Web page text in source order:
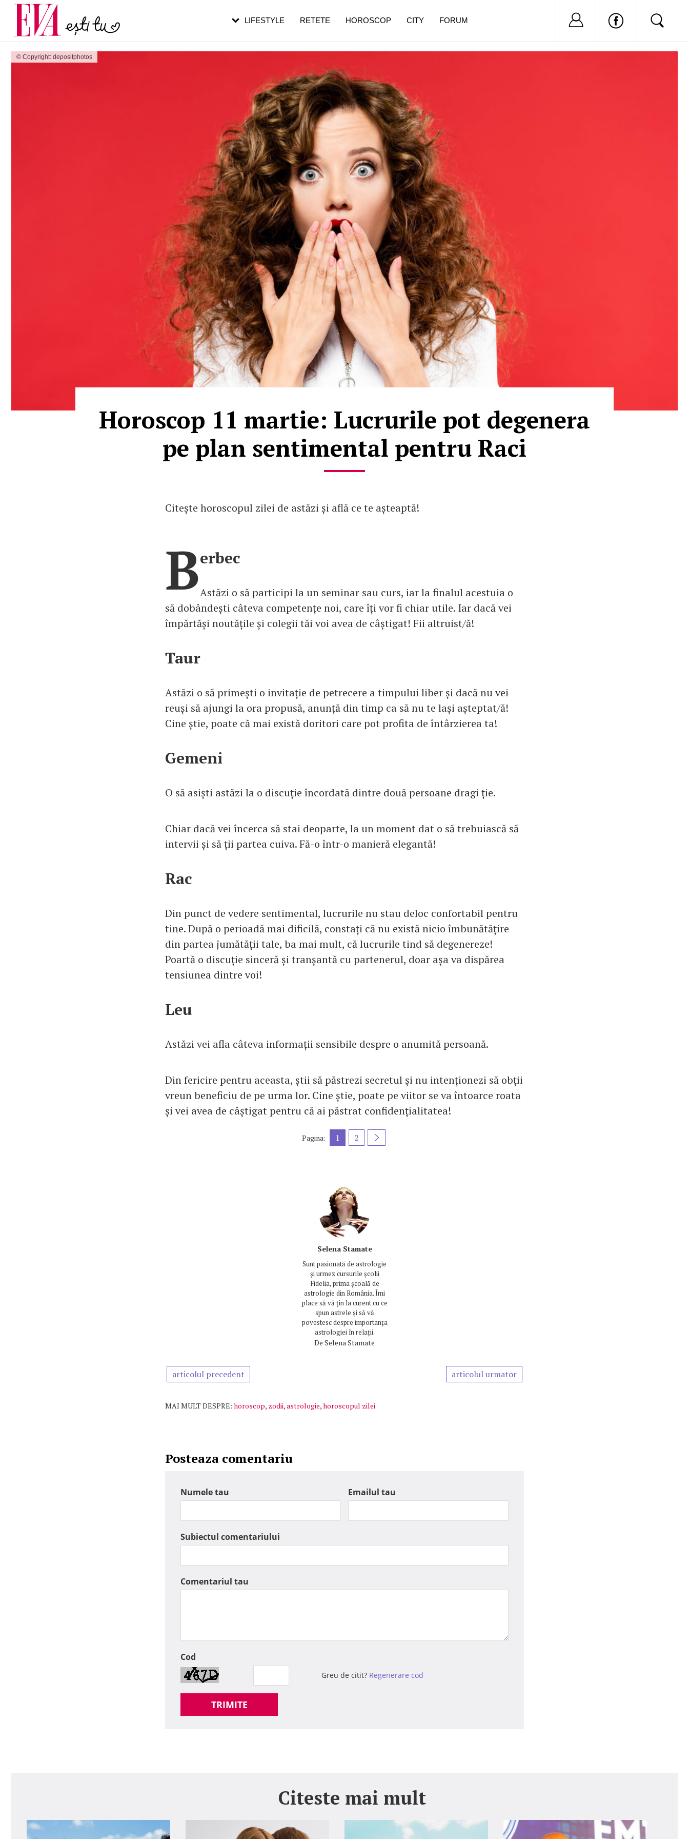
© Copyright: depositphotos
Horoscop 11 martie: Lucrurile pot degenera
pe plan sentimental pentru Raci
Citește horoscopul zilei de astăzi și află ce te așteaptă!
Berbec
Astăzi o să participi la un seminar sau curs, iar la finalul acestuia o
să dobândești câteva competențe noi, care îți vor fi chiar utile. Iar dacă vei
împărtăși noutățile și colegii tăi voi avea de câștigat! Fii altruist/ă!
Taur
Astăzi o să primești o invitație de petrecere a timpului liber și dacă nu vei
reuși să ajungi la ora propusă, anunță din timp ca să nu te lași așteptat/ă!
Cine știe, poate că mai există doritori care pot profita de întârzierea ta!
Gemeni
O să asiști astăzi la o discuție încordată dintre două persoane dragi ție.
Chiar dacă vei încerca să stai deoparte, la un moment dat o să trebuiască să
intervii și să ții partea cuiva. Fă-o într-o manieră elegantă!
Rac
Din punct de vedere sentimental, lucrurile nu stau deloc confortabil pentru
tine. După o perioadă mai dificilă, constați că nu există nicio îmbunătățire
din partea jumătății tale, ba mai mult, că lucrurile tind să degenereze!
Poartă o discuție sinceră și tranșantă cu partenerul, doar așa va dispărea
tensiunea dintre voi!
Leu
Astăzi vei afla câteva informații sensibile despre o anumită persoană.
Din fericire pentru aceasta, știi să păstrezi secretul și nu intenționezi să obții
vreun beneficiu de pe urma lor. Cine știe, poate pe viitor se va întoarce roata
și vei avea de câștigat pentru că ai păstrat confidențialitatea!
Pagina: 1 2
Selena Stamate
Sunt pasionată de astrologie
și urmez cursurile școlii
Fidelia, prima școală de
astrologie din România. Îmi
place să vă țin la curent cu ce
spun astrele și să vă
povestesc despre importanța
astrologiei în relații.
De Selena Stamate
articolul precedent articolul urmator
MAI MULT DESPRE: horoscop, zodii,astrologie,horoscopul zilei
Posteaza comentariu
Numele tau Emailul tau
Subiectul comentariului
Comentariul tau
Cod
Greu de citit? Regenerare cod
TRIMITE
Citeste mai mult
LIFESTYLE RETETE HOROSCOP CITY FORUM Nu ai cont?
Carieră
Actualitate
pe măsură ce înaintezi în vârstă
de dureroasă este investigația